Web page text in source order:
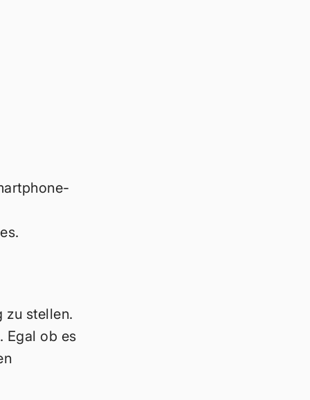
zu stellen.
Egal ob es